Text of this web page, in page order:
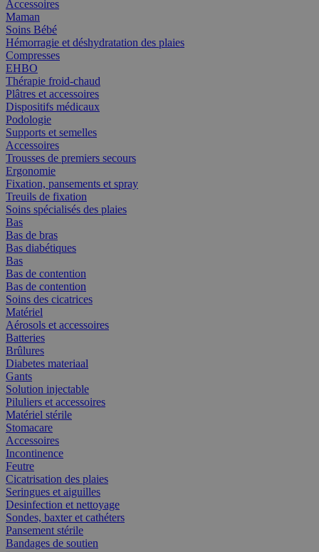
Accessoires
Maman
Soins Bébé
Hémorragie et déshydratation des plaies
Compresses
EHBO
Thérapie froid-chaud
Plâtres et accessoires
Dispositifs médicaux
Podologie
Supports et semelles
Accessoires
Trousses de premiers secours
Ergonomie
Fixation, pansements et spray
Treuils de fixation
Soins spécialisés des plaies
Bas
Bas de bras
Bas diabétiques
Bas
Bas de contention
Bas de contention
Soins des cicatrices
Matériel
Aérosols et accessoires
Batteries
Brûlures
Diabetes materiaal
Gants
Solution injectable
Piluliers et accessoires
Matériel stérile
Stomacare
Accessoires
Incontinence
Feutre
Cicatrisation des plaies
Seringues et aiguilles
Desinfection et nettoyage
Sondes, baxter et cathéters
Pansement stérile
Bandages de soutien